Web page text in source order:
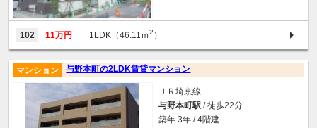
102 11万円 1LDK（46.11ｍ2 ）
与野本町の2LDK賃貸マンション
マンション
ＪＲ埼京線
与野本町駅 / 徒歩22分
築年 3年 / 4階建